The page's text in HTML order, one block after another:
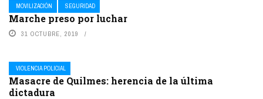
MOVILIZACIÓN SEGURIDAD
Marche preso por luchar
31 OCTUBRE, 2019
VIOLENCIA POLICIAL
Masacre de Quilmes: herencia de la última
dictadura